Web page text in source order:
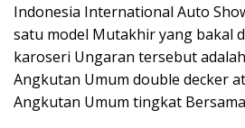
Indonesia International Auto
satu model Mutakhir yang bakal
karoseri Ungaran tersebut
Angkutan Umum double decker
Angkutan Umum tingkat